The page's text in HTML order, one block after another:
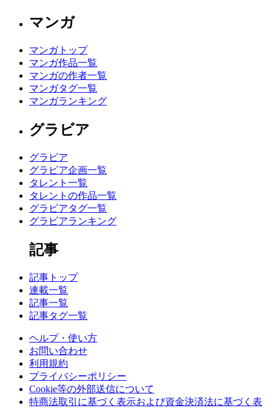
マンガ
マンガトップ
マンガ作品一覧
マンガの作者一覧
マンガタグ一覧
マンガランキング
グラビア
グラビア
グラビア企画一覧
タレント一覧
タレントの作品一覧
グラビアタグ一覧
グラビアランキング
記事
記事トップ
連載一覧
記事一覧
記事タグ一覧
ヘルプ・使い方
お問い合わせ
利用規約
プライバシーポリシー
Cookie等の外部送信について
特商法取引に基づく表示および資金決済法に基づく表